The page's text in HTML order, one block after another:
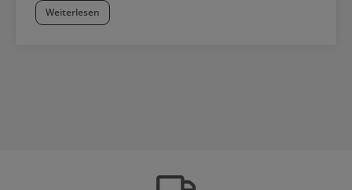
Weiterlesen